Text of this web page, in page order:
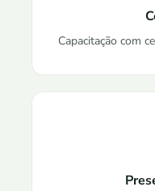
Capacitação com